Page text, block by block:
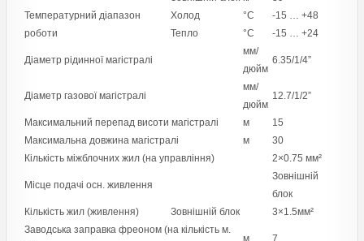
Температурний діапазон
роботи
Холод °C
-15 … +48
Тепло
°C -15 … +24
Діаметр рідинної магістралі
мм/
дюйм
6.35/1/4”
Діаметр газової магістралі
мм/
дюйм
12.7/1/2”
Максимальний перепад висоти магістралі м
15
Максимальна довжина магістралі
м
30
Кількість міжблочних жил (на управління)
2×0.75 мм²
Місце подачі осн. живлення
Зовнішній
блок
Кількість жил (живлення)
Зовнішній блок
3×1.5мм²
Заводська заправка фреоном (на кількість м.
м 7